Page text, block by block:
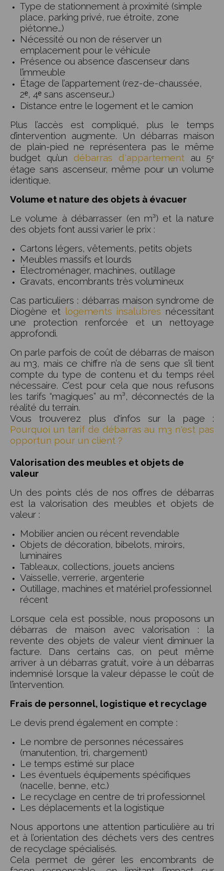
Type de stationnement à proximité (simple
place, parking privé, rue étroite, zone
piétonne…)
Nécessité ou non de réserver un
emplacement pour le véhicule
Présence ou absence d’ascenseur dans
l’immeuble
Étage de l’appartement (rez-de-chaussée,
2ᵉ, 4ᵉ sans ascenseur…)
Distance entre le logement et le camion
Plus l’accès est compliqué, plus le temps
d’intervention augmente. Un débarras maison
de plain-pied ne représentera pas le même
budget qu’un débarras d'appartement au 5ᵉ
étage sans ascenseur, même pour un volume
identique.
Volume et nature des objets à évacuer
Le volume à débarrasser (en m³) et la nature
des objets font aussi varier le prix :
Cartons légers, vêtements, petits objets
Meubles massifs et lourds
Électroménager, machines, outillage
Gravats, encombrants très volumineux
Cas particuliers : débarras maison syndrome de
Diogène et logements insalubres nécessitant
une protection renforcée et un nettoyage
approfondi.
On parle parfois de coût de débarras de maison
au m3, mais ce chiffre n’a de sens que s’il tient
compte du type de contenu et du temps réel
nécessaire. C’est pour cela que nous refusons
les tarifs “magiques” au m³, déconnectés de la
réalité du terrain.
Vous trouverez plus d'infos sur la page :
Pourquoi un tarif de débarras au m3 n'est pas
opportun pour un client ?
Valorisation des meubles et objets de
valeur
Un des points clés de nos offres de débarras
est la valorisation des meubles et objets de
valeur :
Mobilier ancien ou récent revendable
Objets de décoration, bibelots, miroirs,
luminaires
Tableaux, collections, jouets anciens
Vaisselle, verrerie, argenterie
Outillage, machines et matériel professionnel
récent
Lorsque cela est possible, nous proposons un
débarras de maison avec valorisation : la
revente des objets de valeur vient diminuer la
facture. Dans certains cas, on peut même
arriver à un débarras gratuit, voire à un débarras
indemnisé lorsque la valeur dépasse le coût de
l’intervention.
Frais de personnel, logistique et recyclage
Le devis prend également en compte :
Le nombre de personnes nécessaires
(manutention, tri, chargement)
Le temps estimé sur place
Les éventuels équipements spécifiques
(nacelle, benne, etc.)
Le recyclage en centre de tri professionnel
Les déplacements et la logistique
Nous apportons une attention particulière au tri
et à l’orientation des déchets vers des centres
de recyclage spécialisés.
Cela permet de gérer les encombrants de